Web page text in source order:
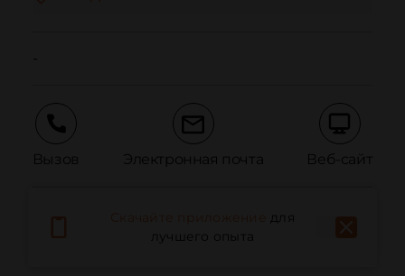
Вызов Электронная почта Веб-сайт
Сообщить о проблеме
для
лучшего опыта